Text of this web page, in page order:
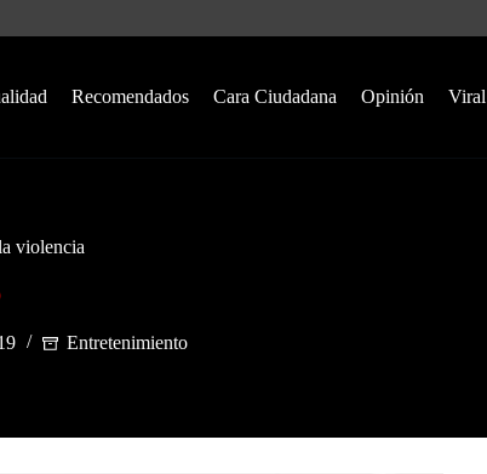
Recomendados Cara Ciudadana Opinión Viral
violencia
Entretenimiento